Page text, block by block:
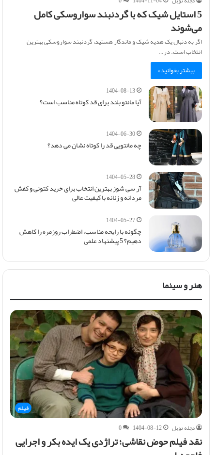
5 استایل شیک که با گردنبند سواروسکی کامل
می‌شوند
اگر به دنبال یک هدیه شیک و ماندگار هستید، گردنبند سواروسکی بهترین
انتخاب است. در…
بیشتر بخوانید »
1404-08-13
آیا مانتو بلند برای قد کوتاه مناسب است؟
1404-06-30
چه مانتویی قد را کوتاه نشان می دهد؟
1404-05-28
آر سی شوز بهترین انتخاب برای خرید کتونی و کفش
مردانه و زنانه با کیفیت عالی
1404-05-27
چگونه با رایحه مناسب، اضطراب روزمره را کاهش
دهیم؟ 5 پیشنهاد علمی
هنر و سینما
فیلم
مجله نوبل
1404-08-12
0
نقد فیلم حوض نقاشی؛ تراژدی یک ایده بکر و اجرایی